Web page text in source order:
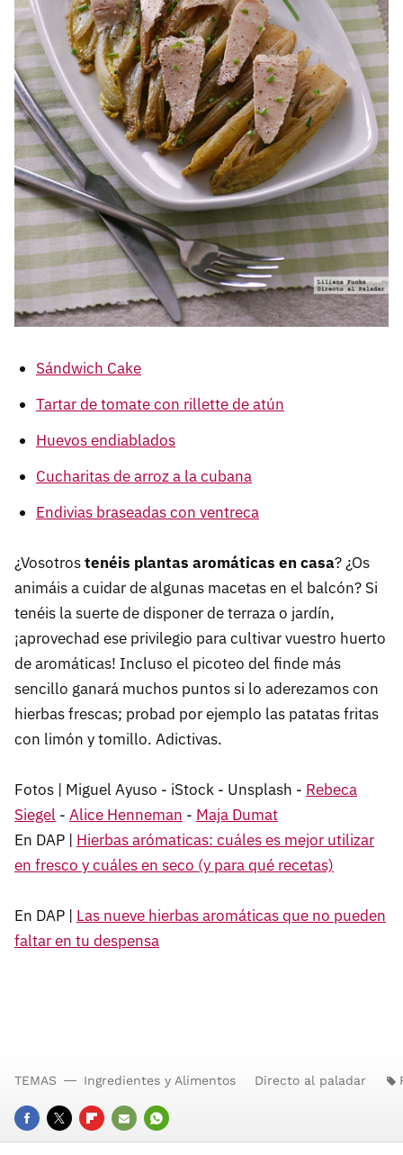
Sándwich Cake
Tartar de tomate con rillette de atún
Huevos endiablados
Cucharitas de arroz a la cubana
Endivias braseadas con ventreca
¿Vosotrostenéis plantas aromáticas en casa? ¿Os
animáis a cuidar de algunas macetas en el balcón? Si
tenéis la suerte de disponer de terraza o jardín,
¡aprovechad ese privilegio para cultivar vuestro huerto
de aromáticas! Incluso el picoteo del finde más
sencillo ganará muchos puntos si lo aderezamos con
hierbas frescas; probad por ejemplo las patatas fritas
con limón y tomillo. Adictivas.
Fotos | Miguel Ayuso - iStock - Unsplash - Rebeca
Siegel - Alice Henneman - Maja Dumat
En DAP | Hierbas arómaticas: cuáles es mejor utilizar
en fresco y cuáles en seco (y para qué recetas)
En DAP | Las nueve hierbas aromáticas que no pueden
faltar en tu despensa
FACEBOOK
TWITTERFLIPBOARD
E- WHATSAPP
TEMAS Ingredientes y Alimentos Directo al paladar